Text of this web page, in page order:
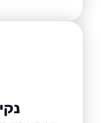
נקיון